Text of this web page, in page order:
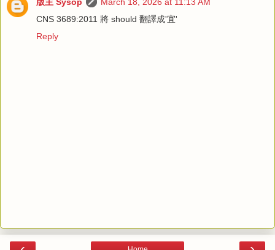
CNS 3689:2011 將 should 翻譯成'宜'
Reply